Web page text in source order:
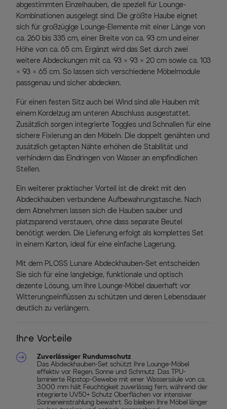
abgestimmten Einzelhauben, die speziell für Lounge-
Kombinationen ausgelegt sind. Die größte Haube eignet
sich für großzügige Lounge-Elemente mit einer Länge von
ca. 260 bis 335 cm, einer Breite von ca. 93 cm und einer
Höhe von ca. 65 cm. Ergänzt wird das Set durch zwei
weitere Abdeckungen mit ca. 93 × 93 × 20 cm sowie ca. 103
× 93 × 65 cm. So lassen sich verschiedene Möbelmodule
passgenau und sicher abdecken.
Für einen festen Sitz auch bei Wind sind alle Hauben mit
einem Kordelzug am unteren Abschluss ausgestattet.
Zusätzlich sorgen integrierte Toggles und Schnallen für eine
sichere Fixierung an den Möbeln. Die doppelt genähten und
zusätzlich getapten Nähte erhöhen die Stabilität und
verhindern das Eindringen von Wasser an empfindlichen
Stellen.
Ein weiterer praktischer Vorteil ist die direkt mit den
Abdeckhauben verbundene Aufbewahrungstasche. Nach
dem Abnehmen lassen sich die Hauben sauber und
platzsparend verstauen, ohne dass separate Beutel
benötigt werden. Die Lieferung erfolgt als komplettes Set
in einem Karton, ideal für eine einfache Lagerung.
Mit dem PLOSS Lunare Abdeckhauben-Set entscheiden
Sie sich für eine langlebige, funktionale und optisch
dezente Lösung, um Ihre Lounge-Möbel dauerhaft vor
Witterungseinflüssen zu schützen und deren Lebensdauer
deutlich zu verlängern.
Ihre Vorteile
Zuverlässiger Rundumschutz
Das Abdeckhauben-Set schützt Ihre Lounge-Möbel
effektiv vor Regen, Sonne und Schmutz. Das TPU-
laminierte Ripstop-Gewebe mit einer Wassersäule von ca.
3.000 mm hält Feuchtigkeit zuverlässig fern, während der
integrierte UV50+ Schutz Oberflächen vor intensiver
Sonneneinstrahlung bewahrt. So bleiben Ihre Möbel länger